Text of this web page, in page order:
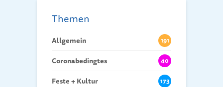
Themen
Allgemein 191
Coronabedingtes 40
Feste + Kultur 173